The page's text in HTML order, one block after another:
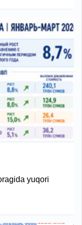
yuqori